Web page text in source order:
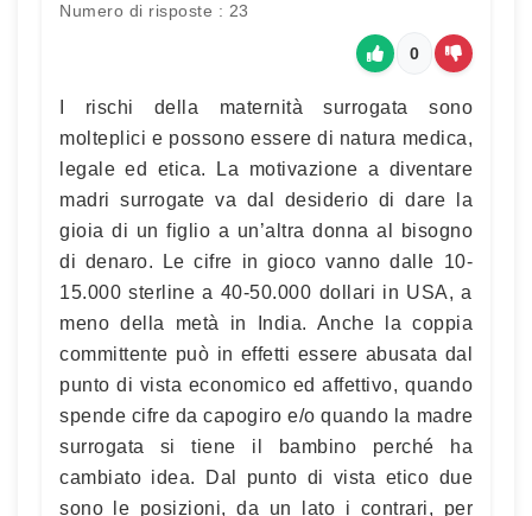
Numero di risposte : 23
0
I rischi della maternità surrogata sono
molteplici e possono essere di natura medica,
legale ed etica. La motivazione a diventare
madri surrogate va dal desiderio di dare la
gioia di un figlio a un’altra donna al bisogno
di denaro. Le cifre in gioco vanno dalle 10-
15.000 sterline a 40-50.000 dollari in USA, a
meno della metà in India. Anche la coppia
committente può in effetti essere abusata dal
punto di vista economico ed affettivo, quando
spende cifre da capogiro e/o quando la madre
surrogata si tiene il bambino perché ha
cambiato idea. Dal punto di vista etico due
sono le posizioni, da un lato i contrari, per